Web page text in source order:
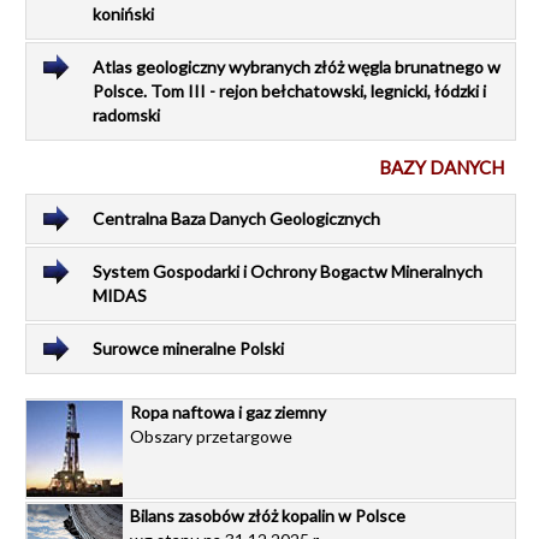
koniński
Atlas geologiczny wybranych złóż węgla brunatnego w
Polsce. Tom III - rejon bełchatowski, legnicki, łódzki i
radomski
BAZY DANYCH
Centralna Baza Danych Geologicznych
System Gospodarki i Ochrony Bogactw Mineralnych
MIDAS
Surowce mineralne Polski
Ropa naftowa i gaz ziemny
Obszary przetargowe
Bilans zasobów złóż kopalin w Polsce